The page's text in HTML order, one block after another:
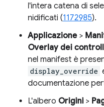
l'intera catena di
nidificati (1172985).
Applicazione >
Overlay dei
nel manifest è
display_override
documentazione
L'albero Origini >